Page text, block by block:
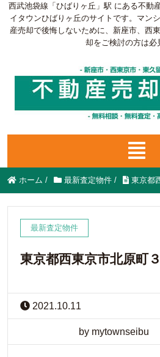
西武池袋線「ひばりヶ丘」駅 にある不動
イタウンひばりヶ丘のサイトです。マン
産売却で後悔しないために、新座市、西
却をご検討の方は必
ホーム / 最新査定物件 / 東京都
最新査定物件
東京都西東京市北原町
2021.10.11
by mytownseibu